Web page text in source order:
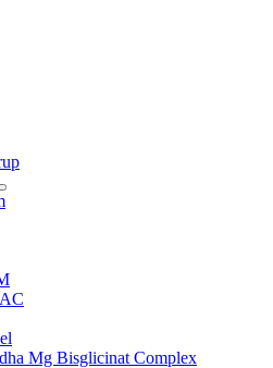
Mg Bisglicinat Complex